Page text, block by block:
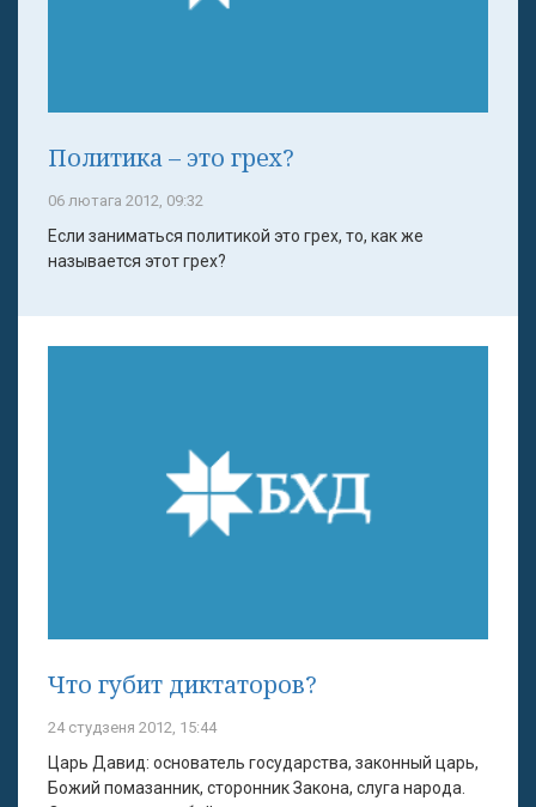
Политика – это грех?
06 лютага 2012, 09:32
Если заниматься политикой это грех, то, как же
называется этот грех?
Что губит диктаторов?
24 студзеня 2012, 15:44
Царь Давид: основатель государства, законный царь,
Божий помазанник, сторонник Закона, слуга народа.